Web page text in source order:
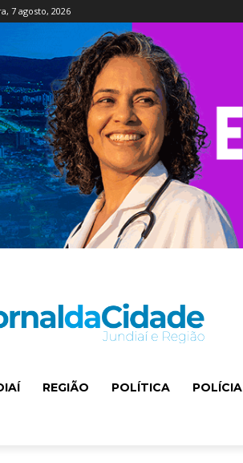
7 agosto, 2026
REGIÃO POLÍTICA POLÍCIA